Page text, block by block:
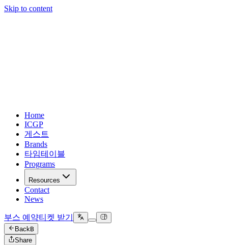
Skip to content
Home
ICGP
게스트
Brands
타임테이블
Programs
Resources
Contact
News
부스 예약티켓 받기
BackB
Share